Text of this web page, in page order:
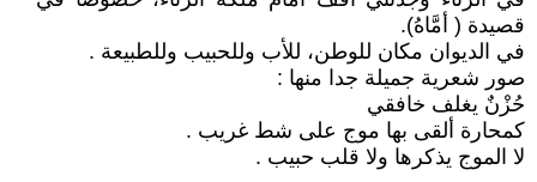
قصيدة ( أمَّاهُ).
في الديوان مكان للوطن، للأب وللحبيب وللطبيعة .
صور شعرية جميلة جدا منها :
حُزْنٌ يغلف خافقي
كمحارة ألقى بها موج على شط غريب .
لا الموج يذكرها ولا قلب حبيب .